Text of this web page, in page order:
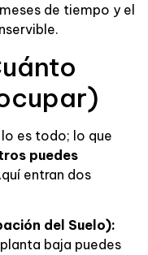
de tiempo y el
es todo; lo que
puedes
entran dos
del Suelo):
baja puedes